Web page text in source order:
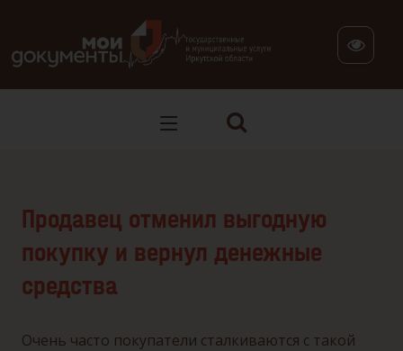
Продавец отменил выгодную
покупку и вернул денежные
средства
Очень часто покупатели сталкиваются с такой